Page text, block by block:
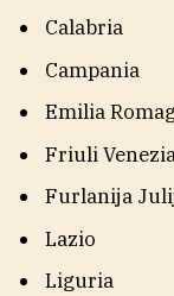
Calabria
Campania
Emilia
Friuli
Furlanija
Lazio
Liguria